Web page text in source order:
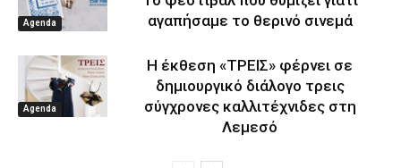
Agenda
αγαπήσαμε το θερινό σινεμά
Agenda
Η έκθεση «ΤΡΕΙΣ» φέρνει σε
δημιουργικό διάλογο τρεις
σύγχρονες καλλιτέχνιδες στη
Λεμεσό